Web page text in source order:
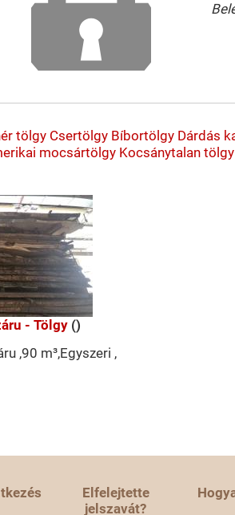
tölgy Csertölgy Bíbortölgy Dárdás
mocsártölgy Kocsánytalan tölgy
- Tölgy ()
,90 m³,Egyszeri ,
Elfelejtette
jelszavát?